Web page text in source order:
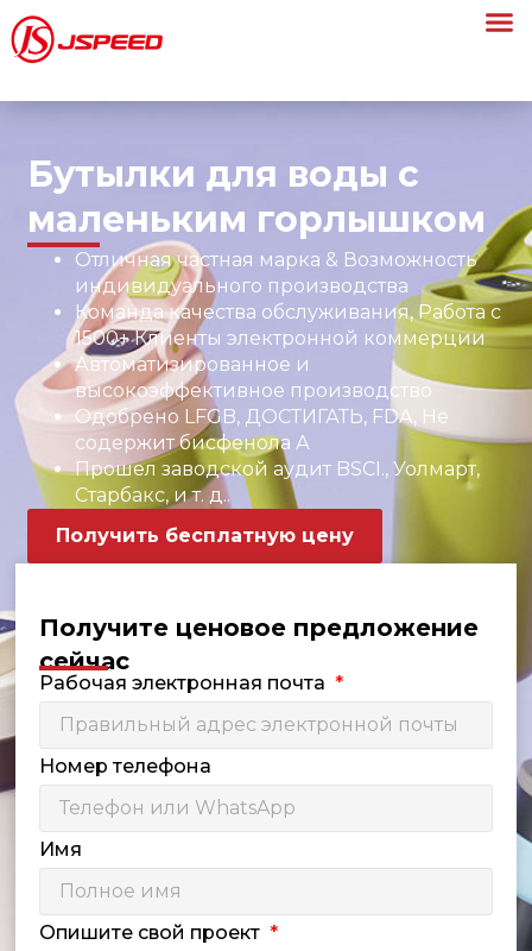
Бутылки для воды с
маленьким горлышком
Отличная частная марка & Возможность
индивидуального производства
Команда качества обслуживания, Работа с
1500+ Клиенты электронной коммерции
Автоматизированное и
высокоэффективное производство
Одобрено LFGB, ДОСТИГАТЬ, FDA, Не
содержит бисфенола А
Прошел заводской аудит BSCI., Уолмарт,
Старбакс, и т. д..
Получить бесплатную цену
Получите ценовое предложение
сейчас
Рабочая электронная почта
Номер телефона
Имя
Опишите свой проект